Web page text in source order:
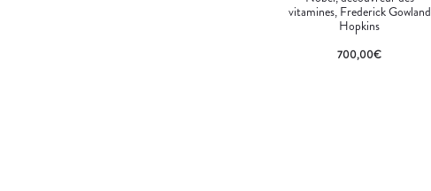
vitamines, Frederick Gowland
Hopkins
700,00€